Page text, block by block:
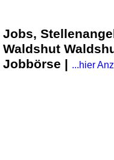
Jobs,
Waldshut
Jobbörse | ...hier